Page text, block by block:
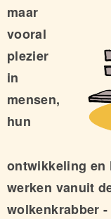
maar
vooral
plezier
in
mensen,
hun
ontwikkeling en
werken vanuit
wolkenkrabber